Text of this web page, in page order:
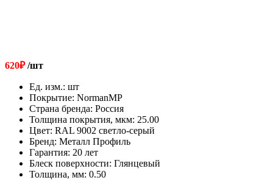
620₽/шт
Ед. изм.: шт
Покрытие: NormanMP
Страна бренда: Россия
Толщина покрытия, мкм: 25.00
Цвет: RAL 9002 светло-серый
Бренд: Металл Профиль
Гарантия: 20 лет
Блеск поверхности: Глянцевый
Толщина, мм: 0.50